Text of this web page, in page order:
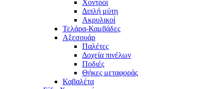
Χοντροί
Διπλή μύτη
Ακρυλικοί
Τελάρα-Καμβάδες
Αξεσουάρ
Παλέτες
Δοχεία πινέλων
Ποδιές
Θήκες μεταφοράς
Καβαλέτα